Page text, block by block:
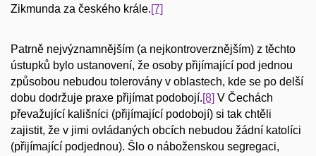
Zikmunda za českého krále. [7]
Patrně nejvýznamnějším (a nejkontroverznějším) z těchto
ústupků bylo ustanovení, že osoby přijímající pod jednou
způsobou nebudou tolerovány v oblastech, kde se po delší
dobu dodržuje praxe přijímat podobojí.[8] V Čechách
převažující kališníci (přijímající podobojí) si tak chtěli
zajistit, že v jimi ovládaných obcích nebudou žádní katolíci
(přijímající podjednou). Šlo o náboženskou segregaci,